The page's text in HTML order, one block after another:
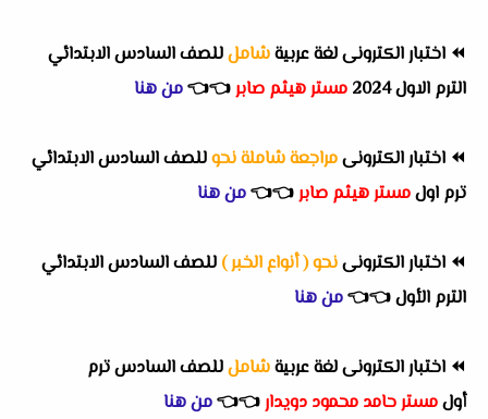
⏪ اختبار الكترونى لغة عربيةشاملللصف السادس الابتدائي
الترم الاول 2024
مستر هيثم صابر👈
👈من هنا
⏪ اختبار الكترونىمراجعة شاملة نحوللصف السادس الابتدائي
ترم اولمستر هيثم صابر👈
👈من هنا
⏪ اختبار الكترونىنحو ( أنواع الخبر ) للصف السادس الابتدائي
الترم الأول👈
👈من هنا
⏪ اختبار الكترونى لغة عربيةشاملللصف السادس ترم
أولمستر حامد محمود دويدار👈
👈من هنا